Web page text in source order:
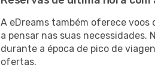
A eDreams também oferece voos
a pensar nas suas
durante a época de pico de
ofertas.